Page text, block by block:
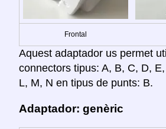
Frontal
Aquest adaptador us permet
connectors tipus: A, B, C, D,
L, M, N en tipus de punts: B.
Adaptador: genèric